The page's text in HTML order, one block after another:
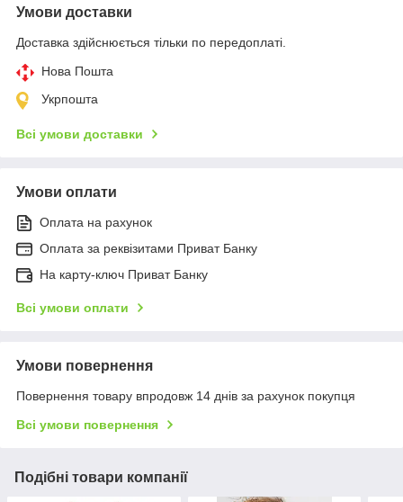
Умови доставки
Доставка здійснюється тільки по передоплаті.
Нова Пошта
Укрпошта
Всі умови доставки
Умови оплати
Оплата на рахунок
Оплата за реквізитами Приват Банку
На карту-ключ Приват Банку
Всі умови оплати
Умови повернення
Повернення товару впродовж 14 днів за рахунок покупця
Всі умови повернення
Подібні товари компанії